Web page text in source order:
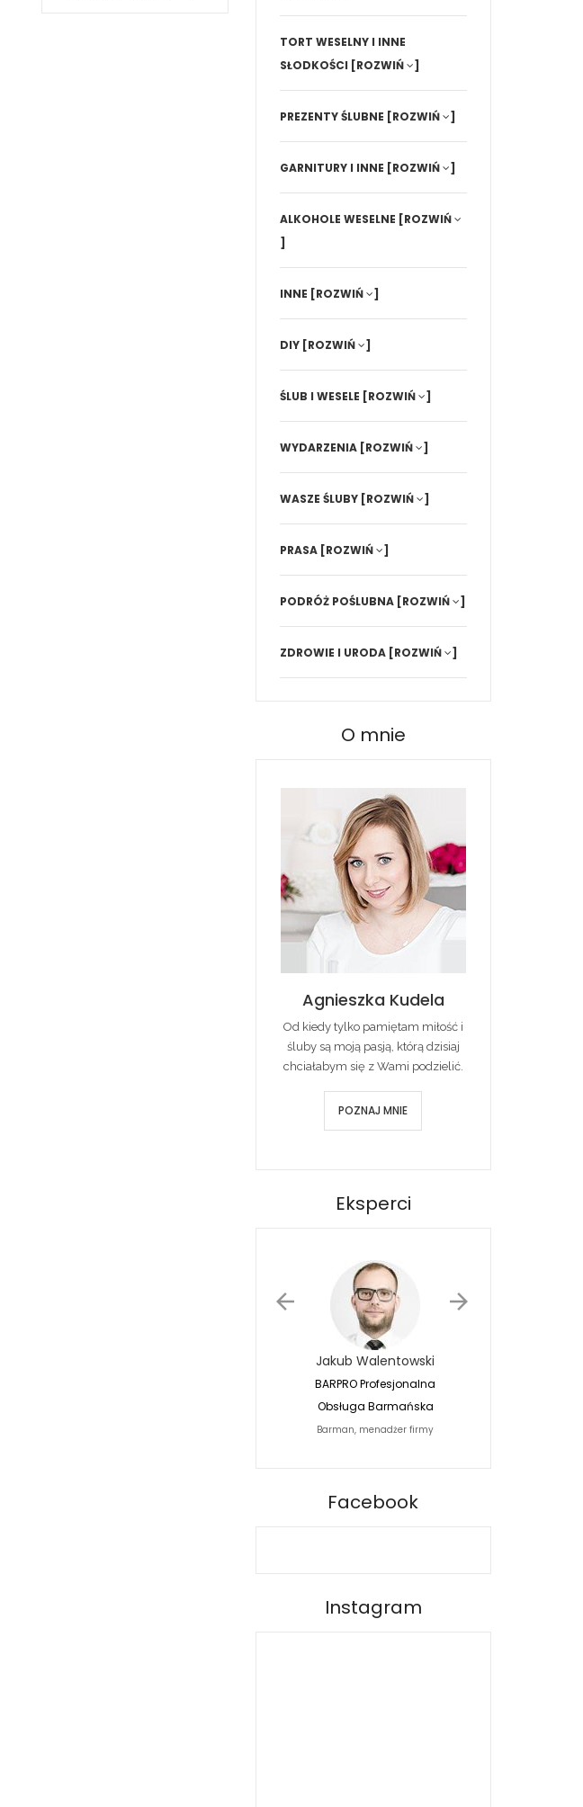
TORT WESELNY I INNE
SŁODKOŚCI [ROZWIŃ ]
PREZENTY ŚLUBNE [ROZWIŃ ]
GARNITURY I INNE [ROZWIŃ ]
ALKOHOLE WESELNE [ROZWIŃ
]
INNE [ROZWIŃ ]
DIY [ROZWIŃ ]
ŚLUB I WESELE [ROZWIŃ ]
WYDARZENIA [ROZWIŃ ]
WASZE ŚLUBY [ROZWIŃ ]
PRASA [ROZWIŃ ]
PODRÓŻ POŚLUBNA [ROZWIŃ ]
ZDROWIE I URODA [ROZWIŃ ]
O mnie
Agnieszka Kudela
Od kiedy tylko pamiętam miłość i
śluby są moją pasją, którą dzisiaj
chciałabym się z Wami podzielić.
POZNAJ MNIE
Eksperci
Jakub Walentowski
BARPRO Profesjonalna
Obsługa Barmańska
Barman, menadżer firmy
Facebook
Instagram